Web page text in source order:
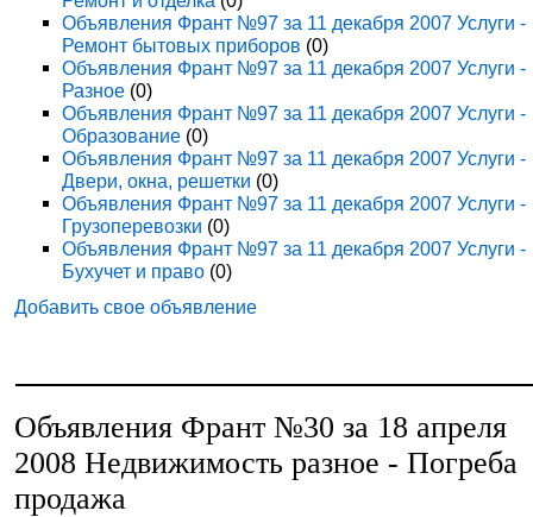
Объявления Франт №97 за 11 декабря 2007 Услуги -
Ремонт бытовых приборов (0)
Объявления Франт №97 за 11 декабря 2007 Услуги -
Разное (0)
Объявления Франт №97 за 11 декабря 2007 Услуги -
Образование (0)
Объявления Франт №97 за 11 декабря 2007 Услуги -
Двери, окна, решетки (0)
Объявления Франт №97 за 11 декабря 2007 Услуги -
Грузоперевозки (0)
Объявления Франт №97 за 11 декабря 2007 Услуги -
Бухучет и право (0)
Добавить свое объявление
Объявления Франт №30 за 18 апреля
2008 Недвижимость разное - Погреба
продажа